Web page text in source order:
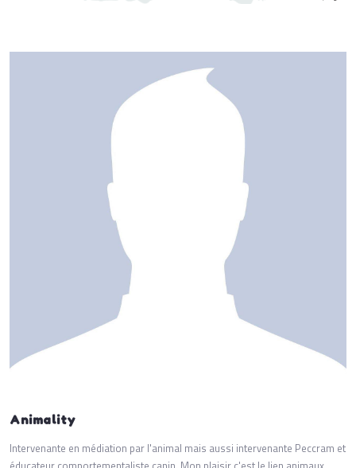
Animality
Intervenante en médiation par l'animal mais aussi intervenante Peccram et